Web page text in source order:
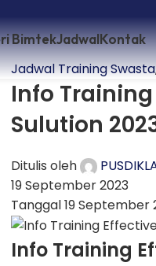
BimtekJadwalKontak
Jadwal Training Swasta
Info
Sulution
Ditulis oleh
19 September 2023
Tanggal 19 September
Info Training